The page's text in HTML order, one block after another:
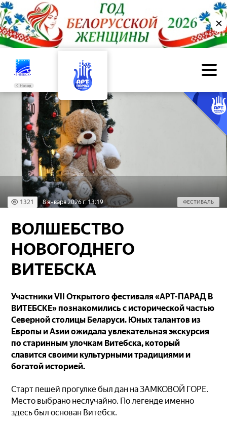
✕
Назад
1321 8 января 2026 г. 13:19 ФЕСТИВАЛЬ
ВОЛШЕБСТВО
НОВОГОДНЕГО
ВИТЕБСКА
УчастникиVII Открытого фестиваля «АРТ-ПАРАД В
ВИТЕБСКЕ» познакомились с исторической частью
Северной столицы Беларуси. Юных талантов из
Европы и Азии ожидала увлекательная экскурсия
по старинным улочкам Витебска, который
славится своими культурными традициями и
богатой историей.
Старт пешей прогулке был дан на ЗАМКОВОЙ ГОРЕ.
Место выбрано неслучайно. По легенде именно
здесь был основан Витебск.